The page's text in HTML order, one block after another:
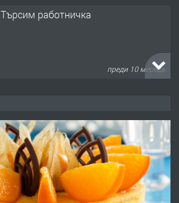
Продава употребявани чисти и
преди 1 година
преди 1 година
Първи поход "По стъпките на Ангел
Войвода"